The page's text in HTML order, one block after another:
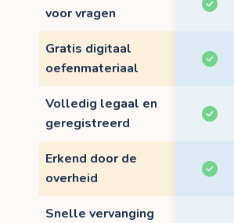
voor vragen
Gratis digitaal
oefenmateriaal
Volledig legaal en
geregistreerd
Erkend door de
overheid
Snelle vervanging